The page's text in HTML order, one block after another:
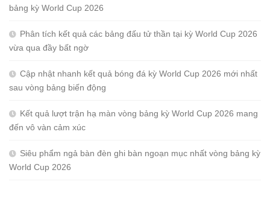
bảng kỳ World Cup 2026
Phân tích kết quả các bảng đấu tử thần tại kỳ World Cup 2026
vừa qua đầy bất ngờ
Cập nhật nhanh kết quả bóng đá kỳ World Cup 2026 mới nhất
sau vòng bảng biến động
Kết quả lượt trận hạ màn vòng bảng kỳ World Cup 2026 mang
đến vô vàn cảm xúc
Siêu phẩm ngả bàn đèn ghi bàn ngoạn mục nhất vòng bảng kỳ
World Cup 2026